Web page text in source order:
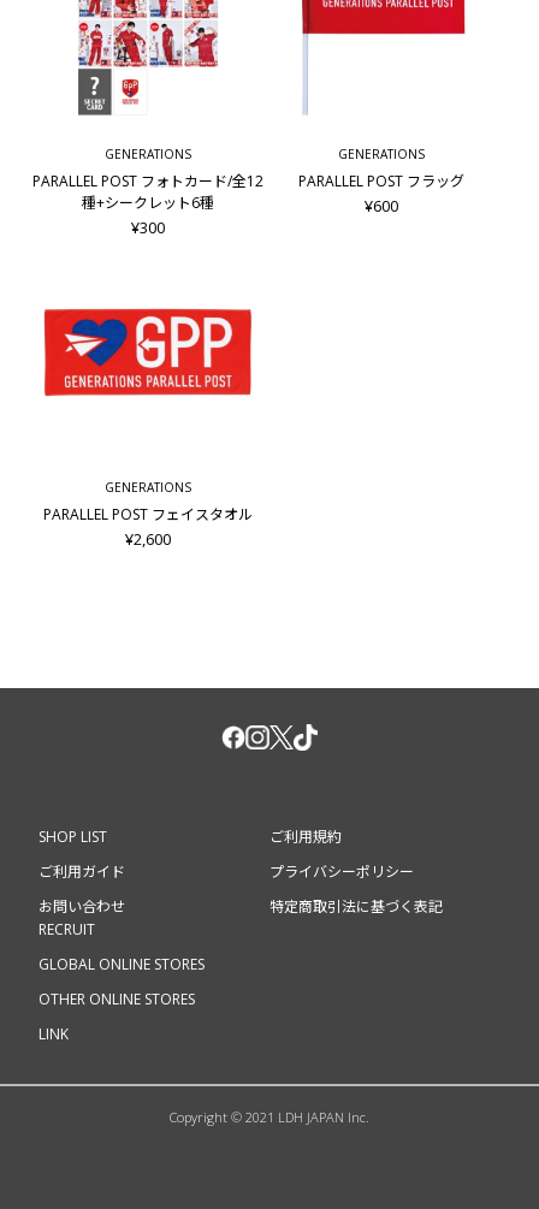
GENERATIONS
PARALLEL POST フォトカード/全12
種+シークレット6種
¥300
GENERATIONS
PARALLEL POST フラッグ
¥600
GENERATIONS
PARALLEL POST フェイスタオル
¥2,600
SHOP LIST
ご利用ガイド
お問い合わせ
ご利用規約
プライバシーポリシー
特定商取引法に基づく表記
RECRUIT
GLOBAL ONLINE STORES
OTHER ONLINE STORES
LINK
Copyright © 2021 LDH JAPAN Inc.